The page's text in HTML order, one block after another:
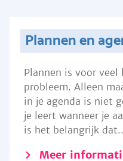
Plannen en
Plannen is voor
probleem. Alleen
in je agenda is niet
je leert wanneer je
is het belangrijk
Meer